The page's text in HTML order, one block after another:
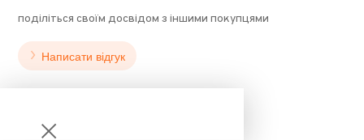
поділіться своїм досвідом з іншими покупцями
Написати відгук